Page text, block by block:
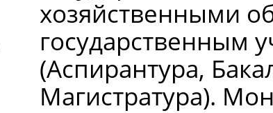
хозяйственными
государственным
(Аспирантура,
Магистратура).